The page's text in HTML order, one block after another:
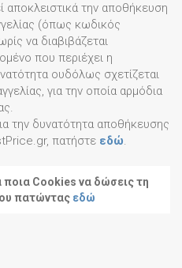
αποκλειστικά την αποθήκευση
(όπως κωδικός
να διαβιβάζεται
που περιέχει η
ουδόλως σχετίζεται
για την οποία αρμόδια
την δυνατότητα αποθήκευσης
πατήστε εδώ.
ποια Cookies να δώσεις τη
πατώντας εδώ